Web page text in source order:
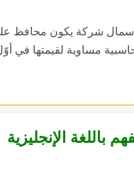
شركة يكون محافظ عليه
باللغة الإنجليزية